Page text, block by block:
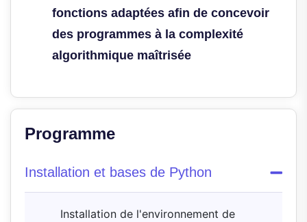
fonctions adaptées afin de concevoir
des programmes à la complexité
algorithmique maîtrisée
Programme
Installation et bases de Python
Installation de l'environnement de